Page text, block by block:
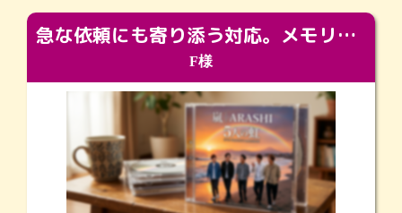
急な依頼にも寄り添う対応。メモリアルコーナーで振り返る大切な日々
F様